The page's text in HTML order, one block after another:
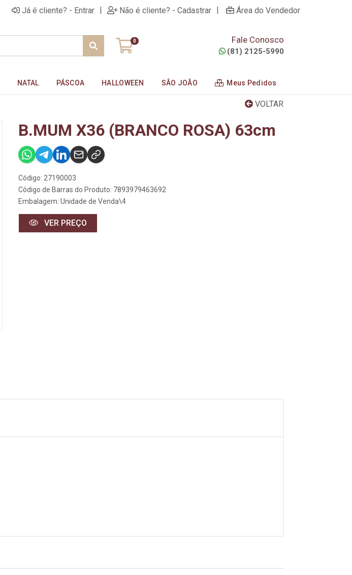
Já é cliente? - Entrar | Não é cliente? - Cadastrar | Área do Vendedor
0 Fale Conosco
(81) 2125-5990
NATAL PÁSCOA HALLOWEEN SÃO JOÃO Meus Pedidos
VOLTAR
B.MUM X36 (BRANCO ROSA) 63cm
Código: 27190003
Código de Barras do Produto: 7893979463692
Embalagem: Unidade de Venda\4
VER PREÇO